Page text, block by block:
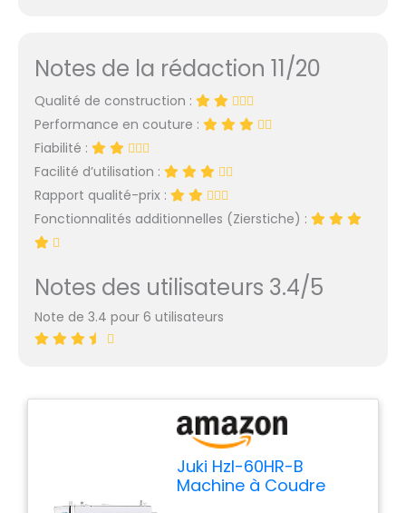
Notes de la rédaction 11/20
Qualité de construction :
Performance en couture :
Fiabilité :
Facilité d’utilisation :
Rapport qualité-prix :
Fonctionnalités additionnelles (Zierstiche) :
Notes des utilisateurs 3.4/5
Note de 3.4 pour 6 utilisateurs
Juki Hzl-60HR-B
Machine à Coudre